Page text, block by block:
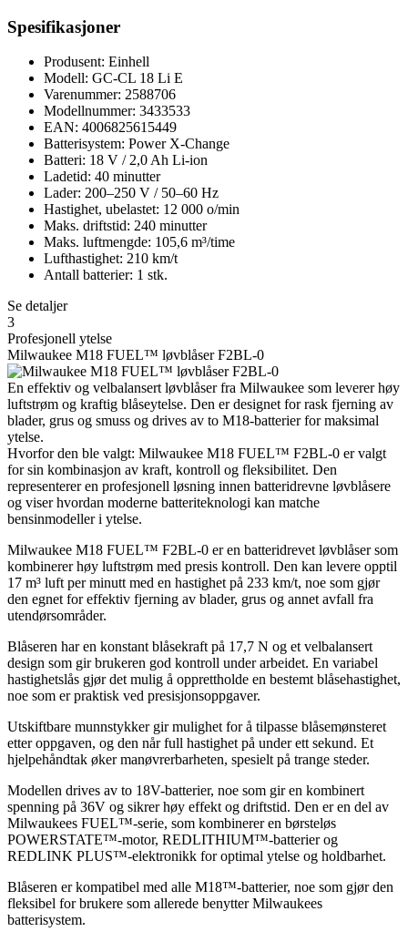
Spesifikasjoner
Produsent: Einhell
Modell: GC-CL 18 Li E
Varenummer: 2588706
Modellnummer: 3433533
EAN: 4006825615449
Batterisystem: Power X-Change
Batteri: 18 V / 2,0 Ah Li-ion
Ladetid: 40 minutter
Lader: 200–250 V / 50–60 Hz
Hastighet, ubelastet: 12 000 o/min
Maks. driftstid: 240 minutter
Maks. luftmengde: 105,6 m³/time
Lufthastighet: 210 km/t
Antall batterier: 1 stk.
Se detaljer
3
Profesjonell ytelse
Milwaukee M18 FUEL™ løvblåser F2BL-0
En effektiv og velbalansert løvblåser fra Milwaukee som leverer høy
luftstrøm og kraftig blåseytelse. Den er designet for rask fjerning av
blader, grus og smuss og drives av to M18-batterier for maksimal
ytelse.
Hvorfor den ble valgt: Milwaukee M18 FUEL™ F2BL-0 er valgt
for sin kombinasjon av kraft, kontroll og fleksibilitet. Den
representerer en profesjonell løsning innen batteridrevne løvblåsere
og viser hvordan moderne batteriteknologi kan matche
bensinmodeller i ytelse.
Milwaukee M18 FUEL™ F2BL-0 er en batteridrevet løvblåser som
kombinerer høy luftstrøm med presis kontroll. Den kan levere opptil
17 m³ luft per minutt med en hastighet på 233 km/t, noe som gjør
den egnet for effektiv fjerning av blader, grus og annet avfall fra
utendørsområder.
Blåseren har en konstant blåsekraft på 17,7 N og et velbalansert
design som gir brukeren god kontroll under arbeidet. En variabel
hastighetslås gjør det mulig å opprettholde en bestemt blåsehastighet,
noe som er praktisk ved presisjonsoppgaver.
Utskiftbare munnstykker gir mulighet for å tilpasse blåsemønsteret
etter oppgaven, og den når full hastighet på under ett sekund. Et
hjelpehåndtak øker manøvrerbarheten, spesielt på trange steder.
Modellen drives av to 18V-batterier, noe som gir en kombinert
spenning på 36V og sikrer høy effekt og driftstid. Den er en del av
Milwaukees FUEL™-serie, som kombinerer en børsteløs
POWERSTATE™-motor, REDLITHIUM™-batterier og
REDLINK PLUS™-elektronikk for optimal ytelse og holdbarhet.
Blåseren er kompatibel med alle M18™-batterier, noe som gjør den
fleksibel for brukere som allerede benytter Milwaukees
batterisystem.